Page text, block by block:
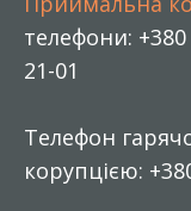
телефони: +380
21-01
Телефон
корупцією: